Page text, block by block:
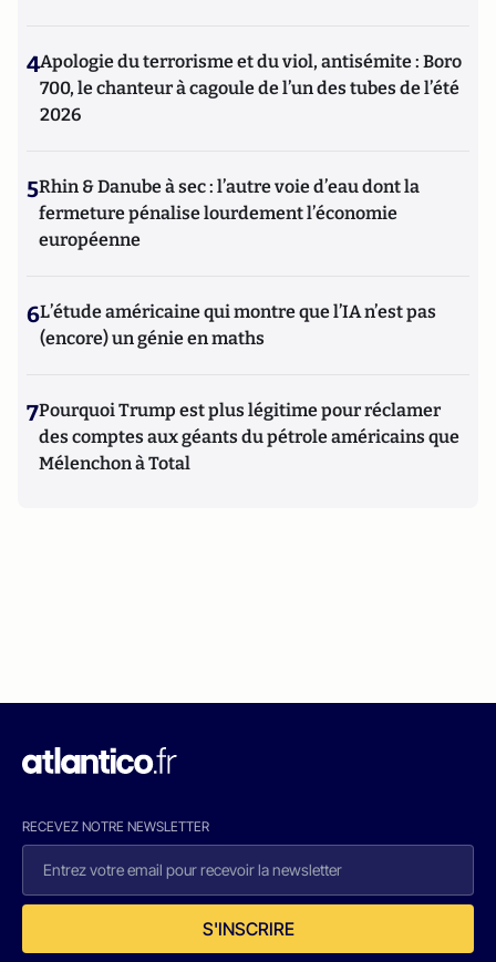
4Apologie du terrorisme et du viol, antisémite : Boro
700, le chanteur à cagoule de l’un des tubes de l’été
2026
5Rhin & Danube à sec : l’autre voie d’eau dont la
fermeture pénalise lourdement l’économie
européenne
6L’étude américaine qui montre que l’IA n’est pas
(encore) un génie en maths
7Pourquoi Trump est plus légitime pour réclamer
des comptes aux géants du pétrole américains que
Mélenchon à Total
RECEVEZ NOTRE NEWSLETTER
S'INSCRIRE